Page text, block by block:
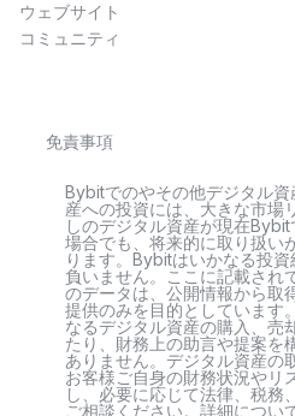
ウェブサイト
コミュニティ
免責事項
Bybitでのやその他デジタル
産への投資には、大きな市場
しのデジタル資産が現在
場合でも、将来的に取り扱い
ります。Bybitはいかなる投
負いません。ここに記載され
のデータは、公開情報から取
提供のみを目的としています
なるデジタル資産の購入、売
たり、財務上の助言や提案を
ありません。デジタル資産の
お客様ご自身の財務状況やリ
し、必要に応じて法律、税務
ご相談ください。詳細につい